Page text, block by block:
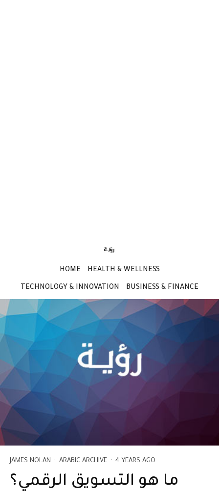
HOME HEALTH & WELLNESS
TECHNOLOGY & INNOVATION BUSINESS & FINANCE
JAMES NOLAN · ARABIC ARCHIVE · 4 YEARS AGO
ما هو التسويق الرقمي؟